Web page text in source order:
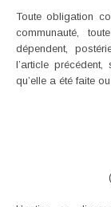
Toute obligation
communauté,
dépendent,
l’article
qu’elle a été faite